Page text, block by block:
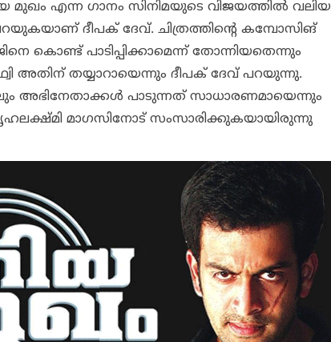
മുഖം എന്ന ഗാനം സിനിമയുടെ വിജയത്തിൽ വലിയ
പറയുകയാണ് ദീപക് ദേവ്. ചിത്രത്തിന്റെ കമ്പോസിങ്
കൊണ്ട് പാടിപ്പിക്കാമെന്ന് തോന്നിയതെന്നും
അതിന് തയ്യാറായെന്നും ദീപക് ദേവ് പറയുന്നു.
അഭിനേതാക്കൾ പാടുന്നത് സാധാരണമായെന്നും
മാഗസിനോട് സംസാരിക്കുകയായിരുന്നു